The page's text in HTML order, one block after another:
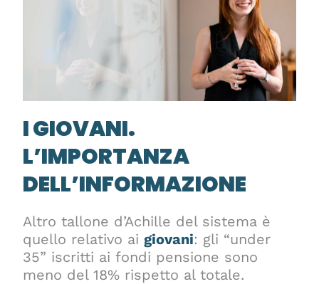
I GIOVANI.
L’IMPORTANZA
DELL’INFORMAZIONE
Altro tallone d’Achille del sistema è
quello relativo aigiovani: gli “under
35” iscritti ai fondi pensione sono
meno del 18% rispetto al totale.